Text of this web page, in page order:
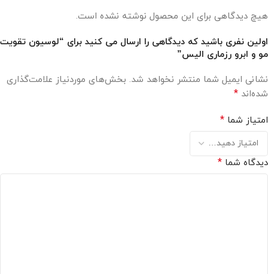
هیچ دیدگاهی برای این محصول نوشته نشده است.
اولین نفری باشید که دیدگاهی را ارسال می کنید برای “لوسیون تقویت
مو و ابرو رزماری الیس”
نشانی ایمیل شما منتشر نخواهد شد. بخش‌های موردنیاز علامت‌گذاری
شده‌اند *
امتیاز شما *
دیدگاه شما *